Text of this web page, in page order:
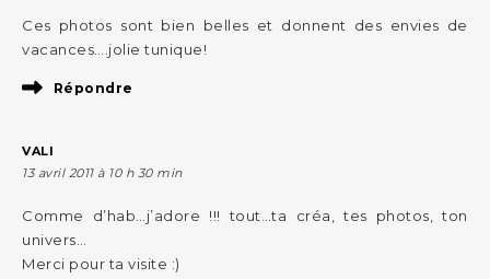
Ces photos sont bien belles et donnent des envies de
vacances….jolie tunique!
Répondre
VALI
13 avril 2011 à 10 h 30 min
Comme d’hab…j’adore !!! tout…ta créa, tes photos, ton
univers…
Merci pour ta visite :)